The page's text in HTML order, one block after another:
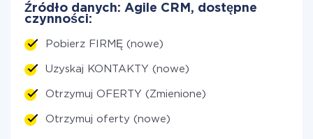
Źródło danych: Agile CRM, dostępne
czynności:
Pobierz FIRMĘ (nowe)
Uzyskaj KONTAKTY (nowe)
Otrzymuj OFERTY (Zmienione)
Otrzymuj oferty (nowe)